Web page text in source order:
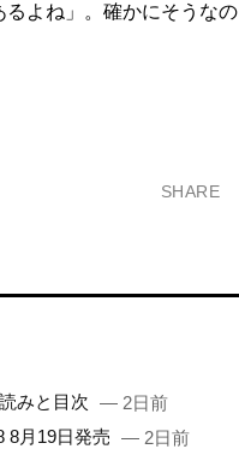
るよね」。確かにそうなの
SHARE
みと目次 — 2日前
8月19日発売 — 2日前